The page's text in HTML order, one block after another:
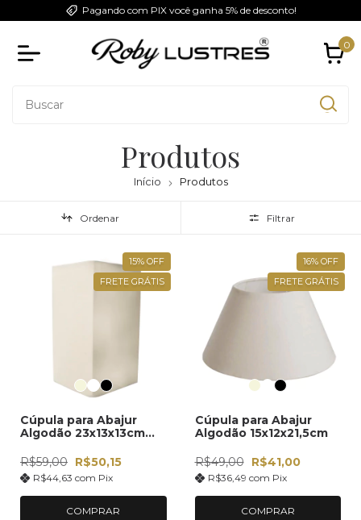
Pagando com PIX você ganha 5% de desconto!
0
Produtos
Início Produtos
Ordenar Filtrar
15% OFF
FRETE GRÁTIS
Cúpula para Abajur
Algodão 23x13x13cm
R$59,00 R$50,15
R$44,63 com Pix
COMPRAR
16% OFF
FRETE GRÁTIS
Cúpula para Abajur
Algodão 15x12x21,5cm
R$49,00 R$41,00
R$36,49 com Pix
COMPRAR